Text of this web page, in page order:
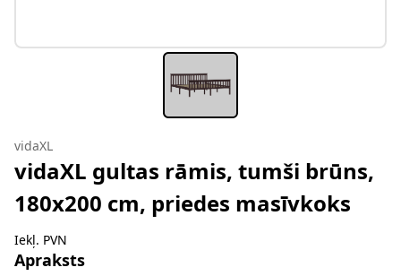
vidaXL
vidaXL gultas rāmis, tumši brūns,
180x200 cm, priedes masīvkoks
Iekļ. PVN
Apraksts